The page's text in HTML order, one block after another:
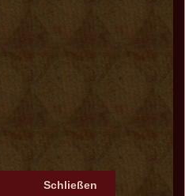
Schließen